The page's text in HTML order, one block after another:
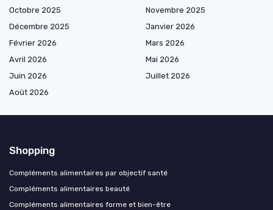
Octobre 2025
Novembre 2025
Décembre 2025
Janvier 2026
Février 2026
Mars 2026
Avril 2026
Mai 2026
Juin 2026
Juillet 2026
Août 2026
Shopping
Compléments alimentaires par objectif santé
Compléments alimentaires beauté
Compléments alimentaires forme et bien-être